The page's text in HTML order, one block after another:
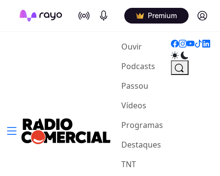
On Air Podcasts Premium Log in
Ouvir(current)
Podcasts
Passou
Vídeos
Programas
Destaques
TNT